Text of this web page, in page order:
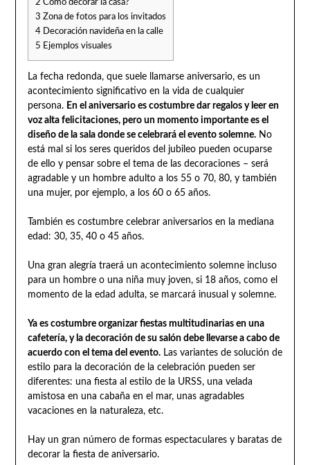
2 Cómo decorar la casa?
3 Zona de fotos para los invitados
4Decoración navideña en la calle
5 Ejemplos visuales
La fecha redonda, que suele llamarse aniversario, es un
acontecimiento significativo en la vida de cualquier
persona. En el aniversario es costumbre dar regalos y leer en
voz alta felicitaciones, pero un momento importante es el
diseño de la sala donde se celebrará el evento solemne.No
está mal si los seres queridos del jubileo pueden ocuparse
de ello y pensar sobre el tema de las decoraciones – será
agradable y un hombre adulto a los 55 o 70, 80, y también
una mujer, por ejemplo, a los 60 o 65 años.
También es costumbre celebrar aniversarios en la mediana
edad: 30, 35, 40 o 45 años.
Una gran alegría traerá un acontecimiento solemne incluso
para un hombre o una niña muy joven, si 18 años, como el
momento de la edad adulta, se marcará inusual y solemne.
Ya es costumbre organizar fiestas multitudinarias en una
cafetería, y la decoración de su salón debe llevarse a cabo de
acuerdo con el tema del evento.Las variantes de solución de
estilo para la decoración de la celebración pueden ser
diferentes: una fiesta al estilo de la URSS, una velada
amistosa en una cabaña en el mar, unas agradables
vacaciones en la naturaleza, etc.
Hay un gran número de formas espectaculares y baratas de
decorar la fiesta de aniversario.